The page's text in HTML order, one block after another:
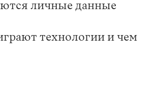
личные данные
технологии и чем